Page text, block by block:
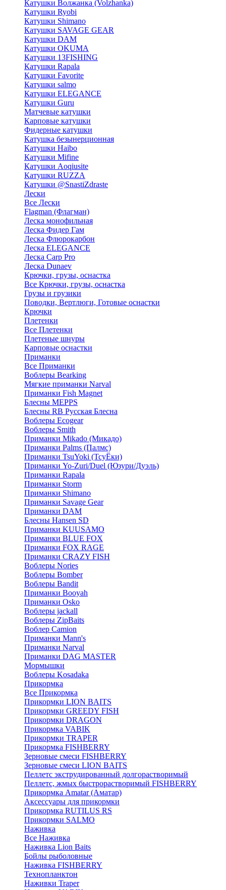
Катушки Волжанка (Volzhanka)
Катушки Ryobi
Катушки Shimano
Катушки SAVAGE GEAR
Катушки DAM
Катушки OKUMA
Катушки 13FISHING
Катушки Rapala
Катушки Favorite
Катушки salmo
Катушки ELEGANCE
Катушки Guru
Матчевые катушки
Карповые катушки
Фидерные катушки
Катушка безынерционная
Катушки Haibo
Катушки Mifine
Катушки Aoqiusite
Катушки RUZZA
Катушки @SnastiZdraste
Лески
Все Лески
Flagman (Флагман)
Леска монофильная
Леска Фидер Гам
Леска Флюрокарбон
Леска ELEGANCE
Леска Carp Pro
Леска Dunaev
Крючки, грузы, оснастка
Все Крючки, грузы, оснастка
Грузы и грузики
Поводки, Вертлюги, Готовые оснастки
Крючки
Плетенки
Все Плетенки
Плетеные шнуры
Карповые оснастки
Приманки
Все Приманки
Воблеры Bearking
Мягкие приманки Narval
Приманки Fish Magnet
Блесны MEPPS
Блесны RB Русская Блесна
Воблеры Ecogear
Воблеры Smith
Приманки Mikado (Микадо)
Приманки Palms (Палмс)
Приманки TsuYoki (ТсуЁки)
Приманки Yo-Zuri/Duel (Юзури/Дуэль)
Приманки Rapala
Приманки Storm
Приманки Shimano
Приманки Savage Gear
Приманки DAM
Блесны Hansen SD
Приманки KUUSAMO
Приманки BLUE FOX
Приманки FOX RAGE
Приманки CRAZY FISH
Воблеры Nories
Воблеры Bomber
Воблеры Bandit
Приманки Booyah
Приманки Osko
Воблеры jackall
Воблеры ZipBaits
Воблер Camion
Приманки Mann's
Приманки Narval
Приманки DAG MASTER
Мормышки
Воблеры Kosadaka
Прикормка
Все Прикормка
Прикормки LION BAITS
Прикормки GREEDY FISH
Прикормки DRAGON
Прикормка VABIK
Прикормки TRAPER
Прикормка FISHBERRY
Зерновые смеси FISHBERRY
Зерновые смеси LION BAITS
Пеллетс экструдированный долгорастворимый
Пеллетс, жмых быстрорастворимый FISHBERRY
Прикормка Amatar (Аматар)
Аксессуары для прикормки
Прикормка RUTILUS RS
Прикормки SALMO
Наживка
Все Наживка
Наживка Lion Baits
Бойлы рыболовные
Наживка FISHBERRY
Технопланктон
Наживки Traper